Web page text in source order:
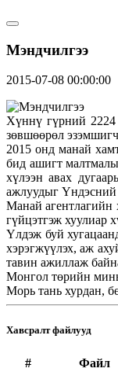
Мэндчилгээ
2015-07-08 00:00:00
Хүннү гүрний 2224
зөвшөөрөл
2015 онд манай
бид ашигт
хүлээн авах
ажлуудыг Үндэсний
Манай агентлагийн
гүйцэтгэж хуулиар
Үлдэж буй
хэрэгжүүлэх, аж
тавин ажиллаж
Монгол төрийн минь
Морь тань хурдан,
Хавсралт файлууд
# Файл